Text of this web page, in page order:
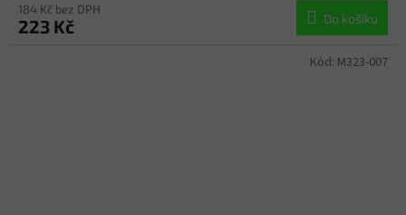
184 Kč bez DPH
223 Kč Do košíku
Kód: M323-007